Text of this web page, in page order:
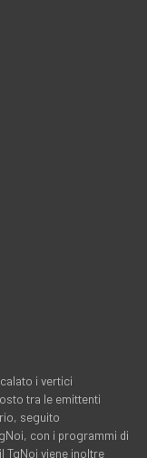
i vertici
tra le emittenti
seguito
con i programmi di
TgNoi viene inoltre